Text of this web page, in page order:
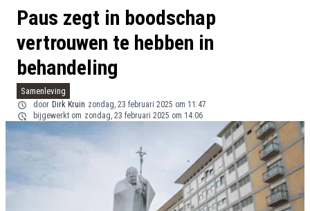
Paus zegt in boodschap
vertrouwen te hebben in
behandeling
Samenleving
door Dirk Kruin zondag, 23 februari 2025 om 11:47
bijgewerkt om zondag, 23 februari 2025 om 14:06